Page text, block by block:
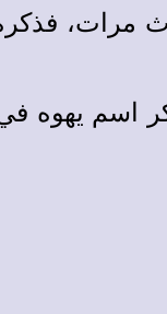
مرات،
يهوه في